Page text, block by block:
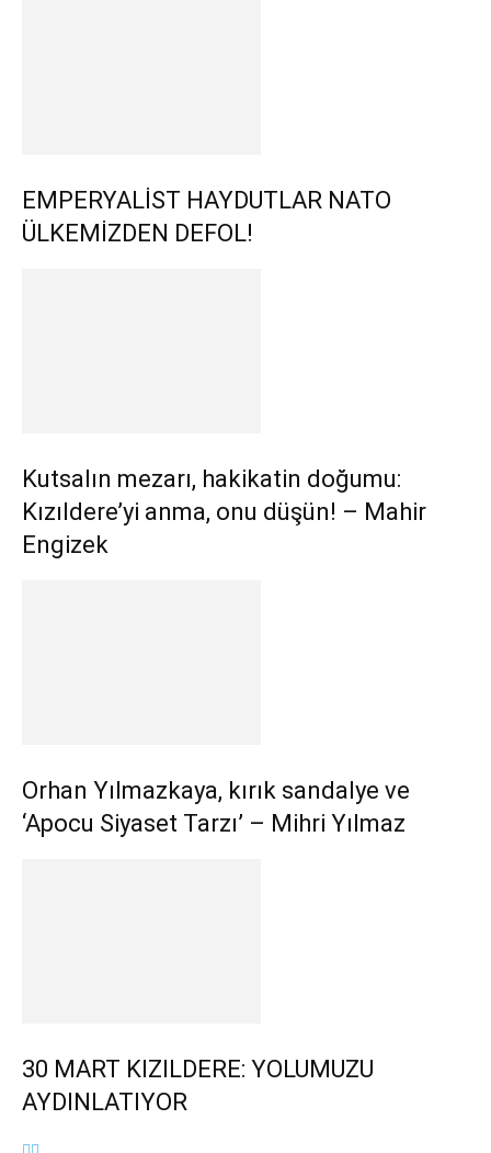
EMPERYALİST HAYDUTLAR NATO
ÜLKEMİZDEN DEFOL!
Kutsalın mezarı, hakikatin doğumu:
Kızıldere’yi anma, onu düşün! – Mahir
Engizek
Orhan Yılmazkaya, kırık sandalye ve
‘Apocu Siyaset Tarzı’ – Mihri Yılmaz
30 MART KIZILDERE: YOLUMUZU
AYDINLATIYOR